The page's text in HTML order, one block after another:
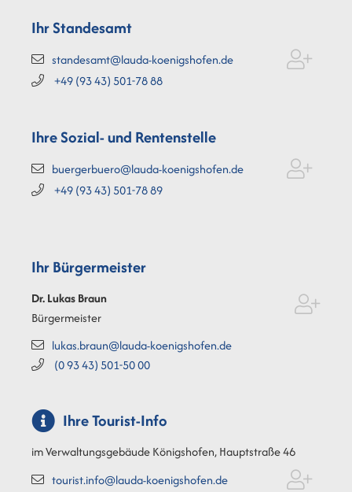
Ihr Standesamt
standesamt@lauda-koenigshofen.de
+49 (9343) 501-7888
Ihre Sozial- und Rentenstelle
buergerbuero@lauda-koenigshofen.de
+49 (9343) 501-7889
Ihr Bürgermeister
Dr. LukasBraun
Bürgermeister
lukas.braun@lauda-koenigshofen.de
(09343) 501-5000
Ihre Tourist-Info
im Verwaltungsgebäude Königshofen, Hauptstraße 46
tourist.info@lauda-koenigshofen.de